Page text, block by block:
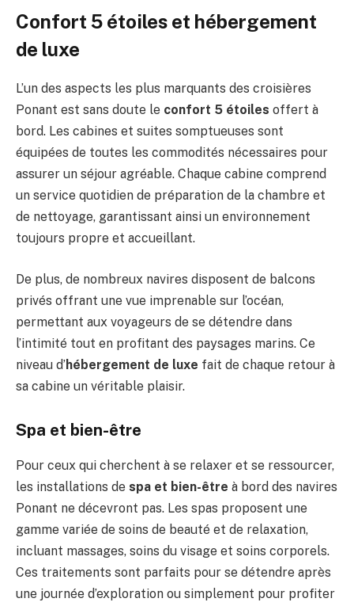
Confort 5 étoiles et hébergement
de luxe
L’un des aspects les plus marquants des croisières
Ponant est sans doute le confort 5 étoiles offert à
bord. Les cabines et suites somptueuses sont
équipées de toutes les commodités nécessaires pour
assurer un séjour agréable. Chaque cabine comprend
un service quotidien de préparation de la chambre et
de nettoyage, garantissant ainsi un environnement
toujours propre et accueillant.
De plus, de nombreux navires disposent de balcons
privés offrant une vue imprenable sur l’océan,
permettant aux voyageurs de se détendre dans
l’intimité tout en profitant des paysages marins. Ce
niveau d’hébergement de luxe fait de chaque retour à
sa cabine un véritable plaisir.
Spa et bien-être
Pour ceux qui cherchent à se relaxer et se ressourcer,
les installations de spa et bien-être à bord des navires
Ponant ne décevront pas. Les spas proposent une
gamme variée de soins de beauté et de relaxation,
incluant massages, soins du visage et soins corporels.
Ces traitements sont parfaits pour se détendre après
une journée d’exploration ou simplement pour profiter